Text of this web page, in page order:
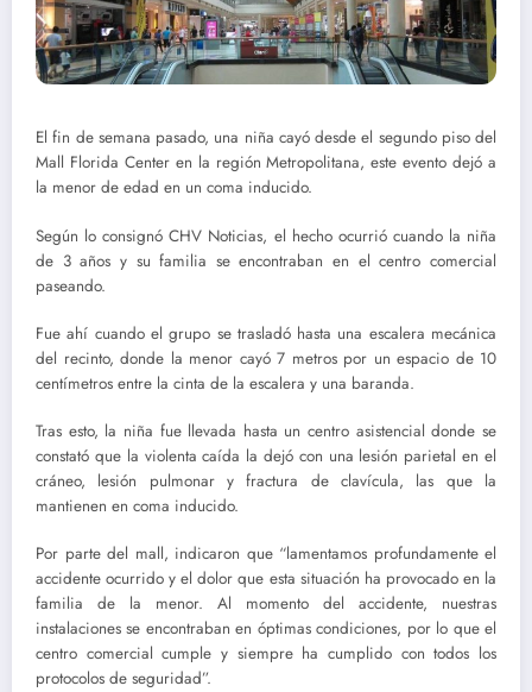
El fin de semana pasado, una niña cayó desde el segundo piso del
Mall Florida Center en la región Metropolitana, este evento dejó a
la menor de edad en un coma inducido.
Según lo consignó CHV Noticias, el hecho ocurrió cuando la niña
de 3 años y su familia se encontraban en el centro comercial
paseando.
Fue ahí cuando el grupo se trasladó hasta una escalera mecánica
del recinto, donde la menor cayó 7 metros por un espacio de 10
centímetros entre la cinta de la escalera y una baranda.
Tras esto, la niña fue llevada hasta un centro asistencial donde se
constató que la violenta caída la dejó con una lesión parietal en el
cráneo, lesión pulmonar y fractura de clavícula, las que la
mantienen en coma inducido.
Por parte del mall, indicaron que “lamentamos profundamente el
accidente ocurrido y el dolor que esta situación ha provocado en la
familia de la menor. Al momento del accidente, nuestras
instalaciones se encontraban en óptimas condiciones, por lo que el
centro comercial cumple y siempre ha cumplido con todos los
protocolos de seguridad”.